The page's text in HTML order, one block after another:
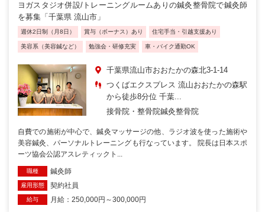
ヨガスタジオ併設/トレーニングルームありの鍼灸整骨院で鍼灸師
を募集「千葉県 流山市」
週休2日制（月8日） 賞与（ボーナス）あり 住宅手当・引越支援あり
美容系（美容鍼など） 勉強会・研修充実 車・バイク通勤OK
千葉県流山市おおたかの森北3-1-14
つくばエクスプレス 流山おおたかの森駅
から徒歩8分位 千葉...
接骨院・整骨院鍼灸整骨院
自費での施術が中心で、鍼灸マッサージの他、ラジオ波を使った施術や
美容鍼灸、パーソナルトレーニングも行なっています。 院長は日本スポ
ーツ協会公認アスレティックト...
職種 鍼灸師
雇用形態 契約社員
給与 月給：250,000円～300,000円